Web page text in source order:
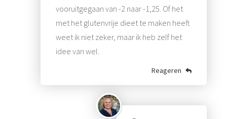
vooruitgegaan van -2 naar -1,25. Of het
met het glutenvrije dieet te maken heeft
weet ik niet zeker, maar ik heb zelf het
idee van wel.
Reageren